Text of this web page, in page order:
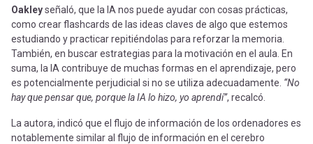
Oakleyseñaló, que la IA nos puede ayudar con cosas prácticas,
como crear flashcards de las ideas claves de algo que estemos
estudiando y practicar repitiéndolas para reforzar la memoria.
También, en buscar estrategias para la motivación en el aula. En
suma, la IA contribuye de muchas formas en el aprendizaje, pero
es potencialmente perjudicial si no se utiliza adecuadamente. “No
hay que pensar que, porque la IA lo hizo, yo aprendí”, recalcó.
La autora, indicó que el flujo de información de los ordenadores es
notablemente similar al flujo de información en el cerebro